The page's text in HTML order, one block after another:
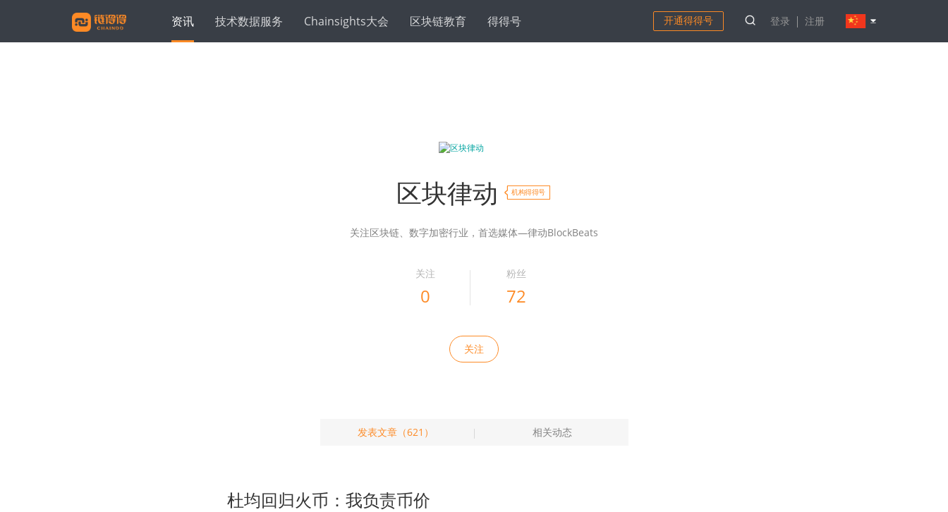
资讯 技术数据服务 Chainsights大会 区块链教育 得得号 开通得得号 登录 注册
区块律动 机构得得号
关注区块链、数字加密行业，首选媒体—律动BlockBeats
关注
0
粉丝
72
关注
发表文章（621） 相关动态
杜均回归火币：我负责币价